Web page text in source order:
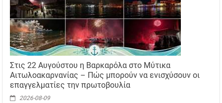
Στις 22 Αυγούστου η Βαρκαρόλα στο Μύτικα
Αιτωλοακαρνανίας – Πώς μπορούν να ενισχύσουν οι
επαγγελματίες την πρωτοβουλία
2026-08-09